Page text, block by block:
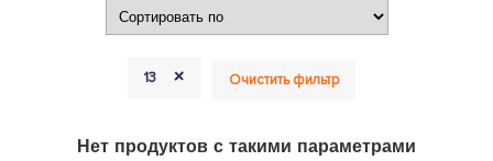
13 + Очистить фильтр
Нет продуктов с такими параметрами